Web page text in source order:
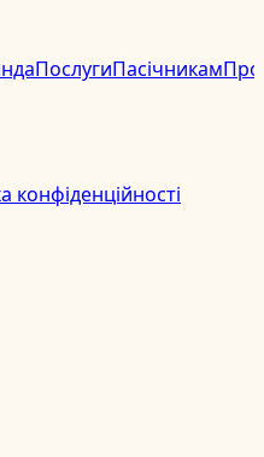
ПослугиПасічникамПро
конфіденційності